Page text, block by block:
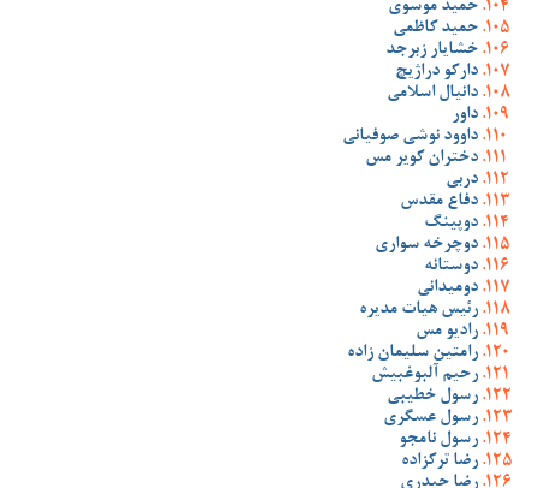
حمید موسوی
حمید کاظمی
خشایار زبرجد
دارکو دراژیچ
دانیال اسلامی
داور
داوود نوشی صوفیانی
دختران کویر مس
دربی
دفاع مقدس
دوپینگ
دوچرخه سواری
دوستانه
دومیدانی
رئیس هیات مدیره
رادیو مس
رامتین سلیمان زاده
رحیم آلبوغبیش
رسول خطیبی
رسول عسگری
رسول نامجو
رضا ترکزاده
رضا حیدری